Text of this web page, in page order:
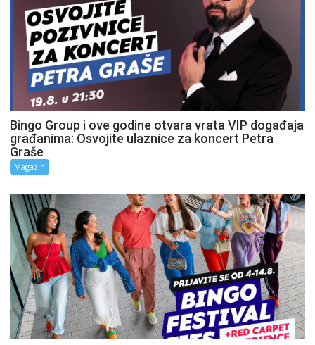
Bingo Group i ove godine otvara vrata VIP događaja
građanima: Osvojite ulaznice za koncert Petra
Graše
Magazin